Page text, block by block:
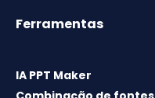
Ferramentas
IA PPT Maker